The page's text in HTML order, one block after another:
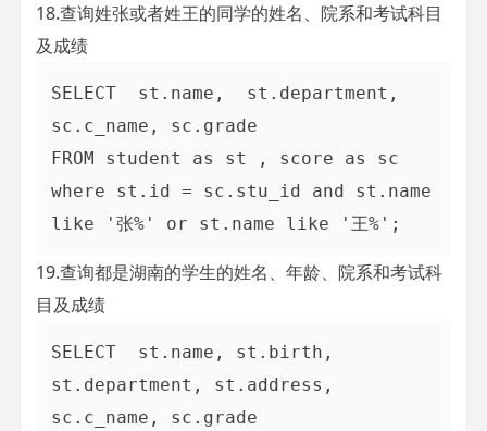
18.查询姓张或者姓王的同学的姓名、院系和考试科目
及成绩
SELECT  st.name,  st.department,
sc.c_name, sc.grade
FROM student as st , score as sc
where st.id = sc.stu_id and st.name
19.查询都是湖南的学生的姓名、年龄、院系和考试科
目及成绩
SELECT  st.name, st.birth,
st.department, st.address,
sc.c_name, sc.grade